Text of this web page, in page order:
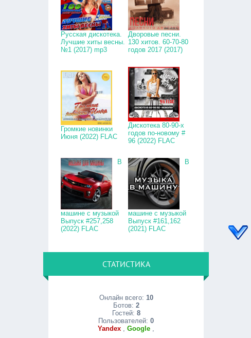
Русская дискотека.
Лучшие хиты весны.
№1 (2017) mp3
Дворовые песни.
130 хитов. 60-70-80
годов 2017 (2017)
Громкие новинки
Июня (2022) FLAC
Дискотека 80-90-х
годов по-новому #
96 (2022) FLAC
В
машине с музыкой
Выпуск #257,258
(2022) FLAC
В
машине с музыкой
Выпуск #161,162
(2021) FLAC
СТАТИСТИКА
Онлайн всего: 10
Ботов: 2
Гостей: 8
Пользователей:0
Yandex ,Google ,